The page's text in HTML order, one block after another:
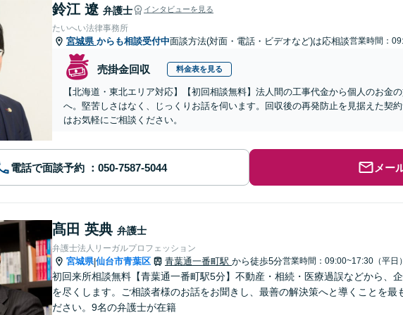
鈴江 遼 弁護士 インタビューを見る
たいへい法律事務所
宮城県 からも相談受付中面談方法(対面・電話・ビデオなど)は応相談営業時間：
売掛金回収 料金表を見る
【北海道・東北エリア対応】【初回相談無料】法人間の工事代金から個人のお金
へ。堅苦しさはなく、じっくりお話を伺います。回収後の再発防止を見据えた契
はお気軽にご相談ください。
電話で面談予約 メー
髙田 英典 弁護士
弁護士法人リーガルプロフェッション
宮城県|仙台市青葉区 青葉通一番町駅 から徒歩5分営業時間：09:00~17:30（平日）
初回来所相談無料【青葉通一番町駅5分】不動産・相続・医療過誤などから、
を尽くします。ご相談者様のお話をお聞きし、最善の解決策へと導くことを最
ださい。9名の弁護士が在籍